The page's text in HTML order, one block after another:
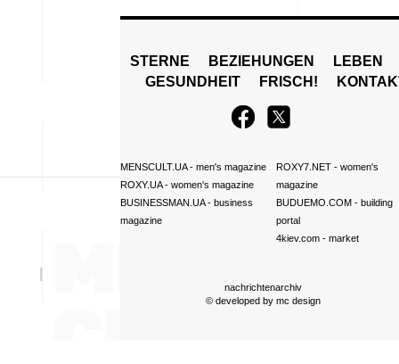
STERNE BEZIEHUNGEN
LEBEN
GESUNDHEIT
FRISCH!
MENSCULT.UA- men's magazine
ROXY.UA- women's magazine
BUSINESSMAN.UA- business
magazine
ROXY7.NET- women's
magazine
BUDUEMO.COM- building
portal
4kiev.com- market
nachrichtenarchiv
© developed by mc design